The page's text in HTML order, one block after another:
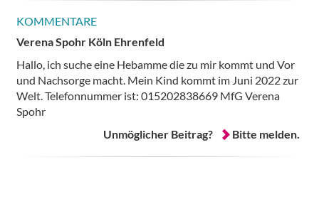
KOMMENTARE
Verena Spohr Köln Ehrenfeld
Hallo, ich suche eine Hebamme die zu mir kommt und Vor
und Nachsorge macht. Mein Kind kommt im Juni 2022 zur
Welt. Telefonnummer ist: 015202838669 MfG Verena
Spohr
Unmöglicher Beitrag?
Bitte melden.